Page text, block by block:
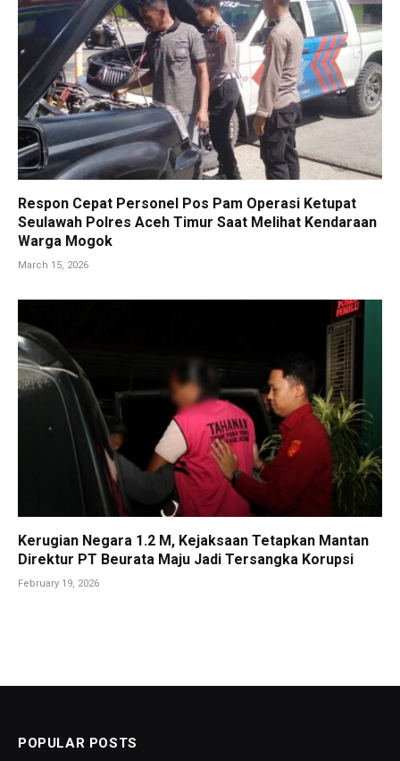
Respon Cepat Personel Pos Pam Operasi Ketupat
Seulawah Polres Aceh Timur Saat Melihat Kendaraan
Warga Mogok
March 15, 2026
Kerugian Negara 1.2 M, Kejaksaan Tetapkan Mantan
Direktur PT Beurata Maju Jadi Tersangka Korupsi
February 19, 2026
POPULAR POSTS